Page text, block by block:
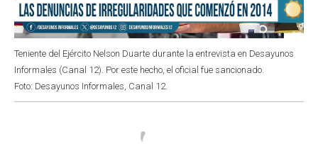
Teniente del Ejército Nelson Duarte durante la entrevista en Desayunos
Informales (Canal 12). Por este hecho, el oficial fue sancionado.
Foto: Desayunos Informales, Canal 12.